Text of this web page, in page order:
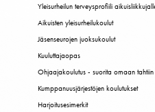
Yleisurheilun terveysprofiili
Aikuisten yleisurheilukoulut
Jäsenseurojen juoksukoulut
Kuuluttajaopas
Ohjaajakoulutus - suorita omaan tahtiin
Kumppanuusjärjestöjen koulutukset
Harjoitusesimerkit